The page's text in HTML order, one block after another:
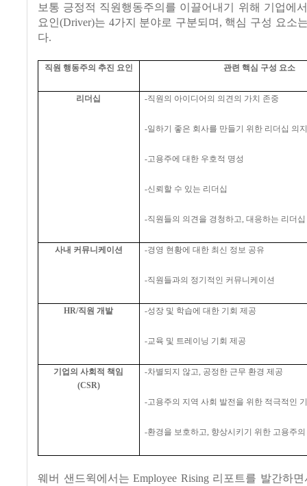
보통 긍정적 직원행동주의를 이끌어내기 위해 기업에
요인(Driver)는 4가지 분야로 구분되며, 핵심 구성 요소
다.
직원 행동주의 추진 요인 관련 핵심 구성 요소
리더십 -직원의 아이디어의 의견의 가치 존중
-일하기 좋은 회사를 만들기 위한 리더십 의
-고용주에 대한 우호적 명성
-신뢰할 수 있는 리더십
-직원들의 의견을 경청하고,대응하는 리더십
사내 커뮤니케이션 -경영 현황에 대한 최신 정보 공유
-직원들과의 정기적인 커뮤니케이션
HR/직원 개발 -성장 및 학습에 대한 기회 제공
-교육 및 트레이닝 기회 제공
기업의 사회적 책임
(CSR)
-차별되지 않고, 공정한 근무 환경 제공
-고용주의 지역 사회 발전을 위한 적극적인
-환경을 보호하고, 향상시키기 위한 고용주
웨버 샌드윅에서는 Employee Rising 리포트를 발간하